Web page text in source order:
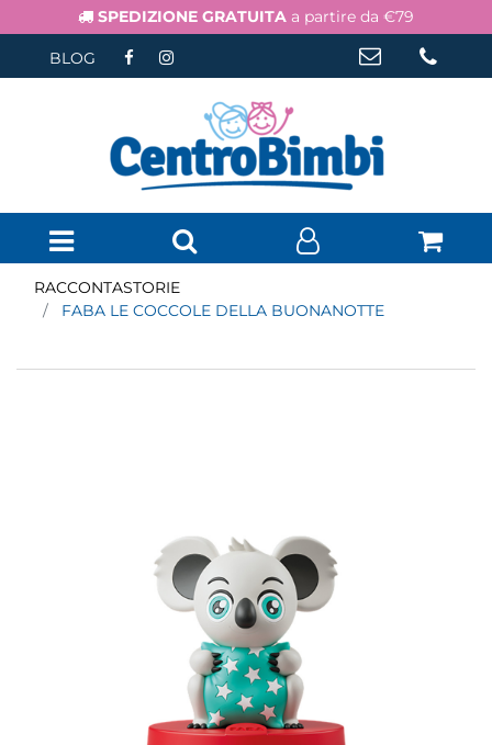
SPEDIZIONE GRATUITA a partire da €79
BLOG
Open menu
RACCONTASTORIE
FABA LE COCCOLE DELLA BUONANOTTE